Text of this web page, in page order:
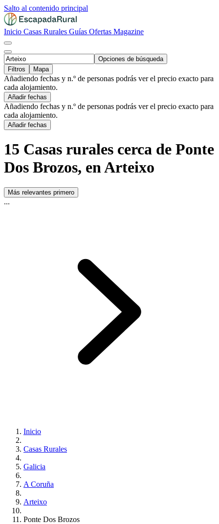
Salto al contenido principal
Inicio Casas Rurales Guías Ofertas Magazine
Opciones de búsqueda
Filtros
Mapa
Añadiendo fechas y n.º de personas podrás ver el precio exacto para
cada alojamiento.
Añadir fechas
Añadiendo fechas y n.º de personas podrás ver el precio exacto para
cada alojamiento.
Añadir fechas
15 Casas rurales cerca de Ponte
Dos Brozos, en Arteixo
Más relevantes primero
...
Inicio
Casas Rurales
Galicia
A Coruña
Arteixo
Ponte Dos Brozos